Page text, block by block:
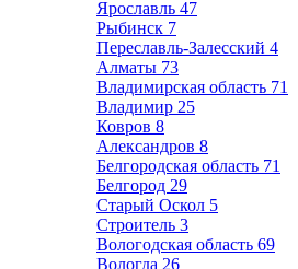
Ярославль 47
Рыбинск 7
Переславль-Залесский 4
Алматы 73
Владимирская область 71
Владимир 25
Ковров 8
Александров 8
Белгородская область 71
Белгород 29
Старый Оскол 5
Строитель 3
Вологодская область 69
Вологда 26